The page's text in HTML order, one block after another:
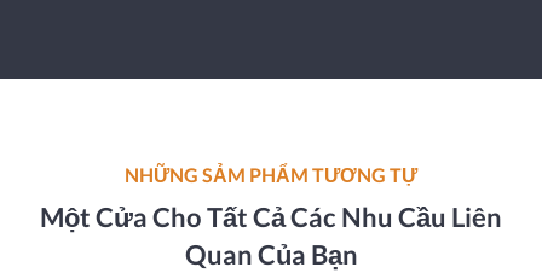
NHỮNG SẢM PHẨM TƯƠNG TỰ
Một Cửa Cho Tất Cả Các Nhu Cầu Liên
Quan Của Bạn